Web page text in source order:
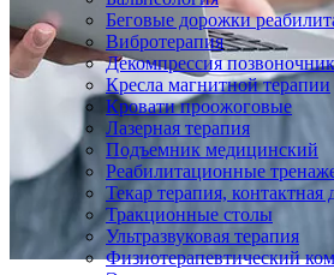
Беговые дорожки
Вибротерапия
Декомпрессия
Кресла магнитной терапии
Кровати проожоговые
Лазерная терапия
Подъемник медицинский
Реабилитационные
Текар терапия, контактная
Тракционные столы
Ультразвуковая терапия
Физиотерапевтический